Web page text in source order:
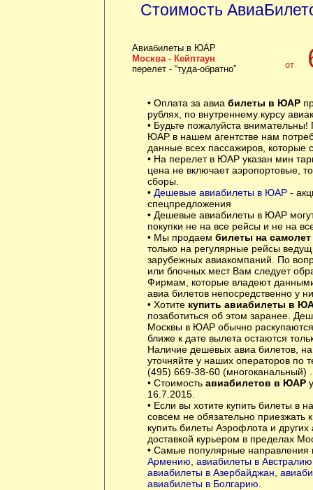
Стоимость
Авиабилеты в ЮАР
Москва - Кейптаун
перелет - “туда-обратно”
от
• Оплата за авиа билеты в ЮАР
рублях, по внутреннему курсу
• Будьте пожалуйста внимательны!
ЮАР в нашем агентстве нам
данные всех пассажиров, которые
• На перелет в ЮАР указан мин
цена не включает аэропортовые,
сборы.
• Дешевые авиабилеты в ЮАР-
спецпредложения
• Дешевые авиабилеты в ЮАР
покупки не на все рейсы и не на
• Мы продаем билеты на
только на регулярные рейсы
зарубежных авиакомпаний. По
или блочных мест Вам следует
Фирмам, которые владеют
авиа билетов непосредственно у
• Хотите купить авиабилеты в
позаботиться об этом заранее.
Москвы в ЮАР обычно
ближе к дате вылета остаются
Наличие дешевых авиа билетов,
уточняйте у наших операторов по
(495) 669-38-60 (многоканальный) .
• Стоимость авиабилетов в ЮАР
16.7.2015.
• Если вы хотите купить билеты в
совсем не обязательно
купить билеты Аэрофлота и
доставкой курьером в пределах
• Самые популярные направления
Армению авиабилеты в Австралию
авиабилеты в Азербайджан
авиабилеты в Болгарию